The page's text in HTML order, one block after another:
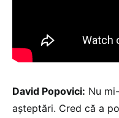
David Popovici: Nu
așteptări. Cred că a